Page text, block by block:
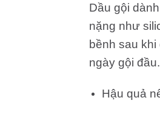
Dầu gội
nặng như
bềnh sau
ngày gội đầu.
Hậu quả